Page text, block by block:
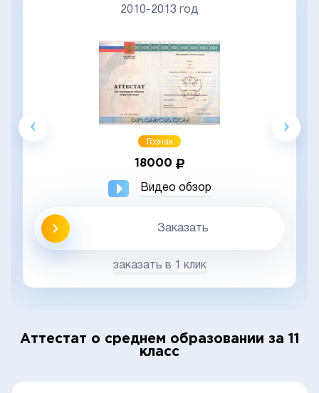
2010-2013 год
Гознак
18000
Видео обзор
Заказать
заказать в 1 клик
Аттестат о среднем образовании за 11
класс